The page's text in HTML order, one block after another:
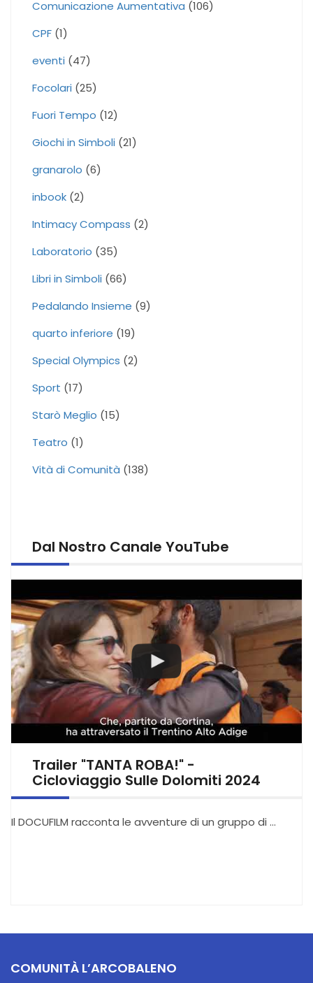
Comunicazione Aumentativa (106)
CPF (1)
eventi (47)
Focolari (25)
Fuori Tempo (12)
Giochi in Simboli (21)
granarolo (6)
inbook (2)
Intimacy Compass (2)
Laboratorio (35)
Libri in Simboli (66)
Pedalando Insieme (9)
quarto inferiore (19)
Special Olympics (2)
Sport (17)
Starò Meglio (15)
Teatro (1)
Vità di Comunità (138)
Dal Nostro Canale YouTube
Trailer "TANTA ROBA!" -
Cicloviaggio Sulle Dolomiti 2024
Il DOCUFILM racconta le avventure di un gruppo di …
COMUNITÀ L’ARCOBALENO